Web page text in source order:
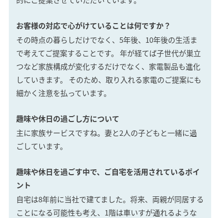
お客様の対応で心がけていることは何ですか？
その時点の暮らしだけでなく、5年後、10年後の生活ま
で考えてご提案することです。 年が経てば子世代が巣立
つなど家族構成が変化するだけでなく、家電製品も進化
していきます。 そのため、取り入れる家電のご提案にも
細かく注意を払っています。
趣味や休日の過ごし方について
主に家族サービスですね。妻と2人の子どもと一緒に過
ごしています。
趣味や休日を過ごす中で、ご自宅を活用されているポイ
ント
自宅は8年前に当社で建てました。将来、両親が同居する
ことになる可能性も考え、1階は車いすが通れるような